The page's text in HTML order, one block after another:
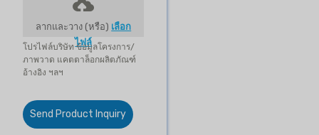
ลากและวาง (หรือ) เลือก
ไฟล์
โปรไฟล์บริษัท ข้อมูลโครงการ/
ภาพวาด แคตตาล็อกผลิตภัณฑ์
อ้างอิง ฯลฯ
Send Product Inquiry